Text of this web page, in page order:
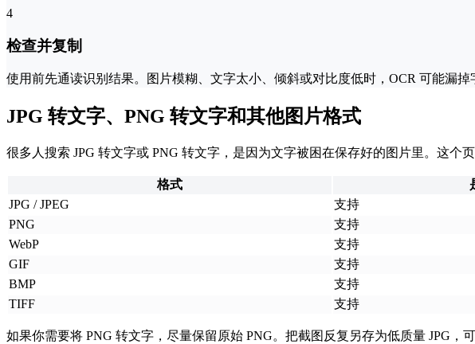
4
检查并复制
使用前先通读识别结果。图片模糊、文字太小、倾斜或对比度低时，OCR 可能漏
JPG 转文字、PNG 转文字和其他图片格式
很多人搜索 JPG 转文字或 PNG 转文字，是因为文字被困在保存好的图片里。这个
格式
JPG / JPEG
支持
PNG
支持
WebP
支持
GIF
支持
BMP
支持
TIFF
支持
如果你需要将 PNG 转文字，尽量保留原始 PNG。把截图反复另存为低质量 JPG，